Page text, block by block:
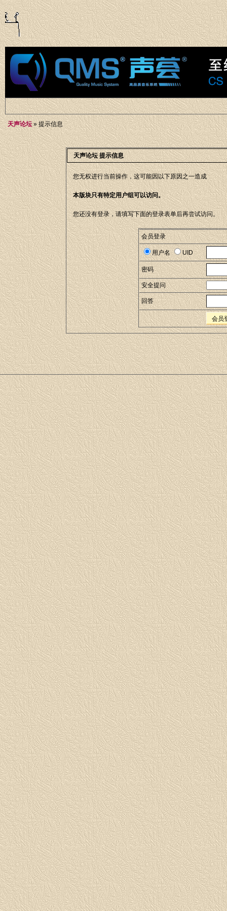
天声论坛» 提示信息
天声论坛 提示信息
您无权进行当前操作，这可能因以下原因之一造成
本版块只有特定用户组可以访问。
您还没有登录，请填写下面的登录表单后再尝试访问。
会员登录
用户名 UID
密码
安全提问
回答
会员